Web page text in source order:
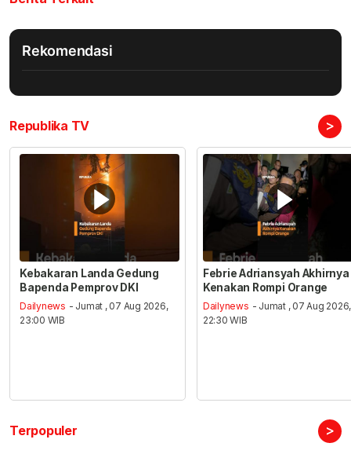
Rekomendasi
Republika TV >
Kebakaran Landa Gedung
Bapenda Pemprov DKI
Dailynews - Jumat , 07 Aug 2026,
23:00 WIB
Febrie Adriansyah Akhirnya
Kenakan Rompi Orange
Dailynews - Jumat , 07 Aug 2026,
22:30 WIB
Terpopuler >